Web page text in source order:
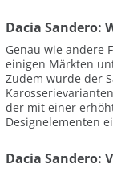
Dacia Sandero:
Genau wie andere
einigen Märkten
Zudem wurde der
der mit einer
Designelementen
Dacia Sandero: